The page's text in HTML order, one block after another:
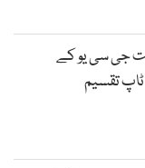
جی سی یو کے
تقسیم